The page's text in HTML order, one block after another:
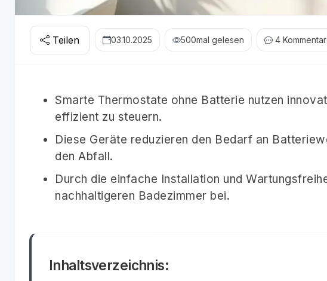
Teilen 03.10.2025 500mal gelesen 4
Smarte Thermostate ohne Batterie nutzen
effizient zu steuern.
Diese Geräte reduzieren den Bedarf an
den Abfall.
Durch die einfache Installation und
nachhaltigeren Badezimmer bei.
Inhaltsverzeichnis: